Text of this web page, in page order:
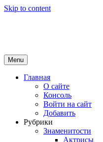
Skip to content
Menu
Главная
О сайте
Консоль
Войти на сайт
Добавить
Рубрики
Знаменитости
Актрисы